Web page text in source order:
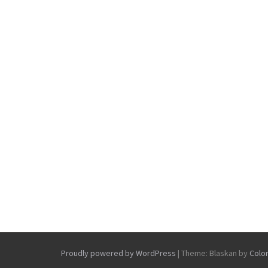
Proudly powered by WordPress | Theme: Blaskan by